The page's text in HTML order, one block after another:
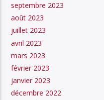
septembre 2023
août 2023
juillet 2023
avril 2023
mars 2023
février 2023
janvier 2023
décembre 2022